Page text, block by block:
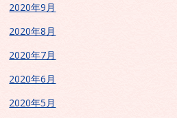
2020年9月
2020年8月
2020年7月
2020年6月
2020年5月